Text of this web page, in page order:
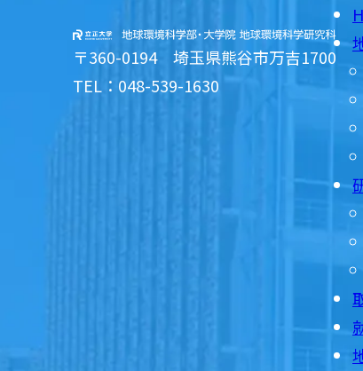
〒360-0194 埼玉県熊谷市万吉1700
TEL：048-539-1630